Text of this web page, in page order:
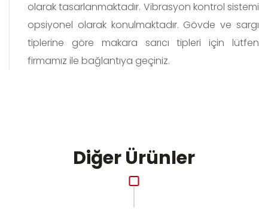
olarak tasarlanmaktadır. Vibrasyon kontrol sistemi
opsiyonel olarak konulmaktadır. Gövde ve sargı
tiplerine göre makara sarıcı tipleri için lütfen
firmamız ile bağlantıya geçiniz.
Diğer Ürünler